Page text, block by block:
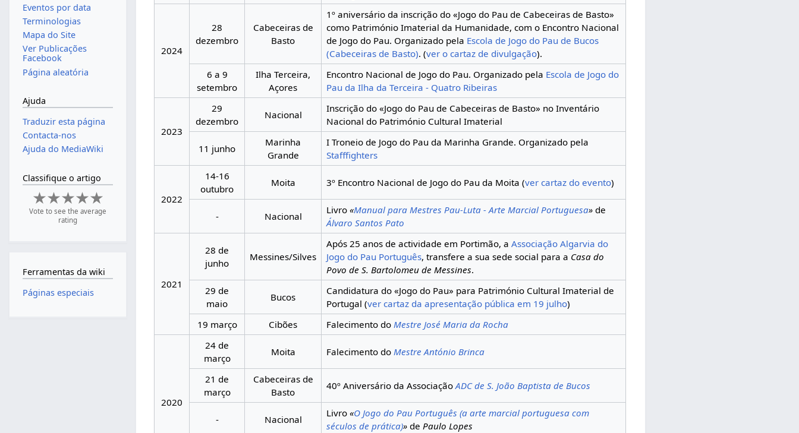
2024
28
dezembro
Cabeceiras de
Basto
1º aniversário da inscrição do «Jogo do Pau de Cabeceiras de Basto»
como Património Imaterial da Humanidade, com o Encontro Nacional
de Jogo do Pau. Organizado pela Escola de Jogo do Pau de Bucos
(Cabeceiras de Basto). (ver o cartaz de divulgação).
6 a 9
setembro
Ilha Terceira,
Açores
Encontro Nacional de Jogo do Pau. Organizado pela Escola de Jogo do
Pau da Ilha da Terceira - Quatro Ribeiras
2023
29
dezembro
Nacional
Inscrição do «Jogo do Pau de Cabeceiras de Basto» no Inventário
Nacional do Património Cultural Imaterial
11 junho
Marinha
Grande
I Troneio de Jogo do Pau da Marinha Grande. Organizado pela
Stafffighters
2022
14-16
outubro
Moita 3º Encontro Nacional de Jogo do Pau da Moita (ver cartaz do evento)
- Nacional
Livro «Manual para Mestres Pau-Luta - Arte Marcial Portuguesa»de
Álvaro Santos Pato
2021
28 de
junho
Messines/Silves
Após 25 anos de actividade em Portimão, a Associação Algarvia do
Jogo do Pau Português, transfere a sua sede social para a Casa do
Povo de S. Bartolomeu de Messines.
29 de
maio
Bucos
Candidatura do «Jogo do Pau» para Património Cultural Imaterial de
Portugal (ver cartaz da apresentação pública em 19 julho)
19 março
Cibões Falecimento do Mestre José Maria da Rocha
2020
24 de
março
Moita Falecimento do Mestre António Brinca
21 de
março
Cabeceiras de
Basto
40º Aniversário da Associação ADC de S. João Baptista de Bucos
- Nacional
Livro «O Jogo do Pau Português (a arte marcial portuguesa com
séculos de prática)»de Paulo Lopes
Eventos por data
Terminologias
Mapa do Site
Ver Publicações
Facebook
Página aleatória
Ajuda
Traduzir esta página
Contacta-nos
Ajuda do MediaWiki
Classifique o artigo
Vote to see the average
rating
Ferramentas da wiki
Páginas especiais